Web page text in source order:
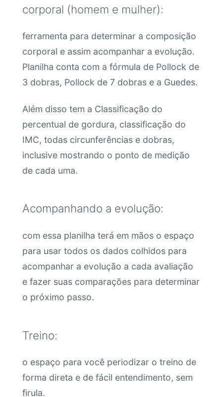
corporal (homem e mulher):
ferramenta para determinar a composição
corporal e assim acompanhar a evolução.
Planilha conta com a fórmula de Pollock de
3 dobras, Pollock de 7 dobras e a Guedes.
Além disso tem a Classificação do
percentual de gordura, classificação do
IMC, todas circunferências e dobras,
inclusive mostrando o ponto de medição
de cada uma.
Acompanhando a evolução:
com essa planilha terá em mãos o espaço
para usar todos os dados colhidos para
acompanhar a evolução a cada avaliação
e fazer suas comparações para determinar
o próximo passo.
Treino:
o espaço para você periodizar o treino de
forma direta e de fácil entendimento, sem
firula.